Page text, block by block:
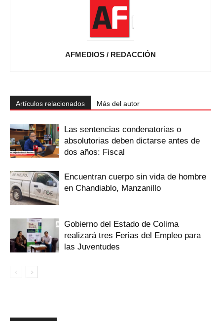
AFMEDIOS / REDACCIÓN
Artículos relacionados Más del autor
Las sentencias condenatorias o
absolutorias deben dictarse antes de
dos años: Fiscal
Encuentran cuerpo sin vida de hombre
en Chandiablo, Manzanillo
Gobierno del Estado de Colima
realizará tres Ferias del Empleo para
las Juventudes